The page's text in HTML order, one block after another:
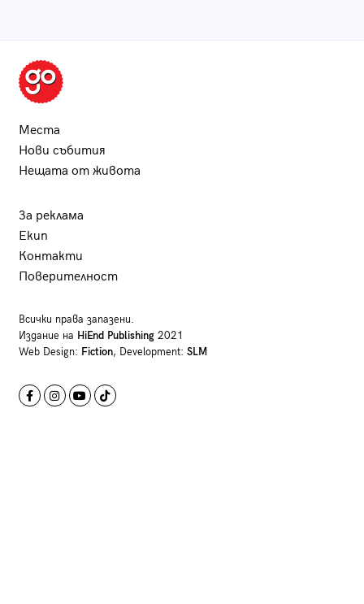
Места
Нови събития
Нещата от живота
За реклама
Екип
Контакти
Поверителност
Всички права запазени.
Издание на HiEnd Publishing2021
Web Design: Fiction, Development: SLM